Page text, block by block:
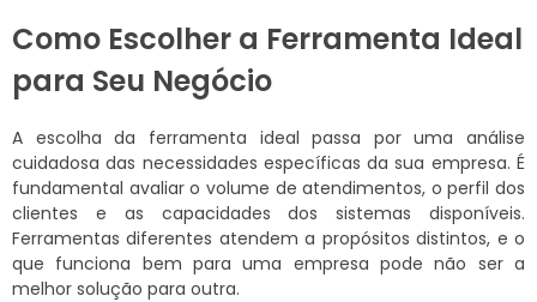
Como Escolher a Ferramenta Ideal
para Seu Negócio
A escolha da ferramenta ideal passa por uma análise
cuidadosa das necessidades específicas da sua empresa. É
fundamental avaliar o volume de atendimentos, o perfil dos
clientes e as capacidades dos sistemas disponíveis.
Ferramentas diferentes atendem a propósitos distintos, e o
que funciona bem para uma empresa pode não ser a
melhor solução para outra.